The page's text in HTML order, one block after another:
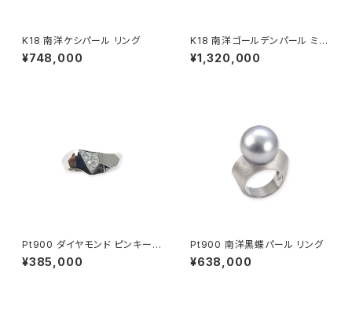
K18 南洋ケシパール リング
¥748,000
K18 南洋ゴールデンパール ミン
トガーネット ダイヤモンド リン
グ
¥1,320,000
Pt900 ダイヤモンド ピンキーリ
ング
¥385,000
Pt900 南洋黒蝶パール リング
¥638,000